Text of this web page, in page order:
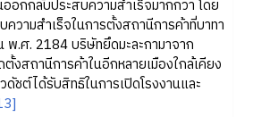
อกกลับประสบความสำเร็จมากกว่า โดย
วามสำเร็จในการตั้งสถานีการค้าที่บาทา
พ.ศ. 2184 บริษัทยึดมะละกามาจาก
งสถานีการค้าในอีกหลายเมืองใกล้เคียง
ชต์ได้รับสิทธิในการเปิดโรงงานและ